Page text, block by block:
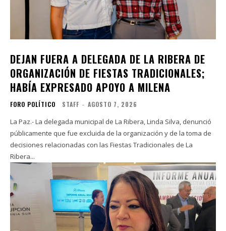
DEJAN FUERA A DELEGADA DE LA RIBERA DE
ORGANIZACIÓN DE FIESTAS TRADICIONALES;
HABÍA EXPRESADO APOYO A MILENA
FORO POLÍTICO STAFF - AGOSTO 7, 2026
La Paz.- La delegada municipal de La Ribera, Linda Silva, denunció
públicamente que fue excluida de la organización y de la toma de
decisiones relacionadas con las Fiestas Tradicionales de La
Ribera...